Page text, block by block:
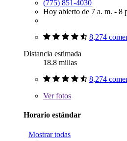
(775) 851-4030
Hoy abierto de 7 a. m. - 8
8,274
Distancia estimada
18.8 millas
8,274
Verfotos
Horario estándar
Mostrar todas